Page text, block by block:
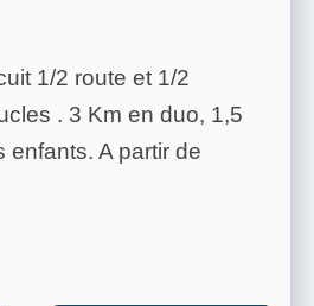
1/2 route et 1/2
. 3 Km en duo, 1,5
enfants. A partir de